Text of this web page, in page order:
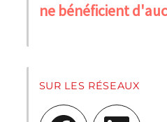
ne bénéficient
SUR LES RÉSEAUX